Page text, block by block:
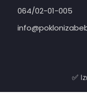
064/02-01-005
✅